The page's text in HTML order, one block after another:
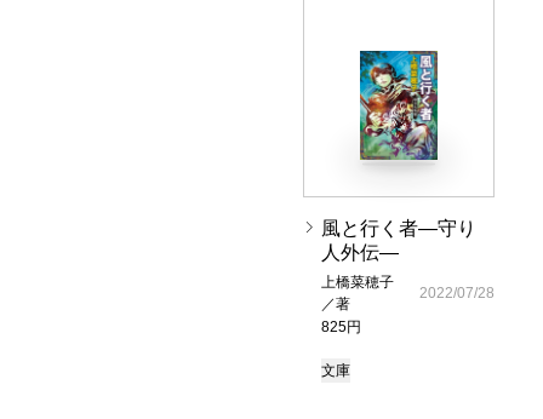
風と行く者―守り
人外伝―
上橋菜穂子
／著
825円
2022/07/28
文庫